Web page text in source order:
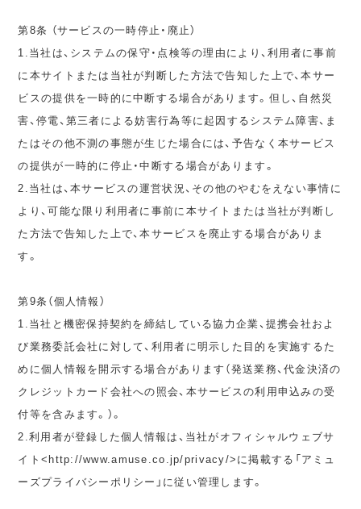
第8条 （サービスの一時停止・廃止）
1.当社は、システムの保守・点検等の理由により、利用者に事前
に本サイトまたは当社が判断した方法で告知した上で、本サー
ビスの提供を一時的に中断する場合があります。但し、自然災
害、停電、第三者による妨害行為等に起因するシステム障害、ま
たはその他不測の事態が生じた場合には、予告なく本サービス
の提供が一時的に停止・中断する場合があります。
2.当社は、本サービスの運営状況、その他のやむをえない事情に
より、可能な限り利用者に事前に本サイトまたは当社が判断し
た方法で告知した上で、本サービスを廃止する場合がありま
す。
第9条（個人情報）
1.当社と機密保持契約を締結している協力企業、提携会社およ
び業務委託会社に対して、利用者に明示した目的を実施するた
めに個人情報を開示する場合があります（発送業務、代金決済の
クレジットカード会社への照会、本サービスの利用申込みの受
付等を含みます。）。
2.利用者が登録した個人情報は、当社がオフィシャルウェブサ
イト<http://www.amuse.co.jp/privacy/>に掲載する「アミュ
ーズプライバシーポリシー」に従い管理します。